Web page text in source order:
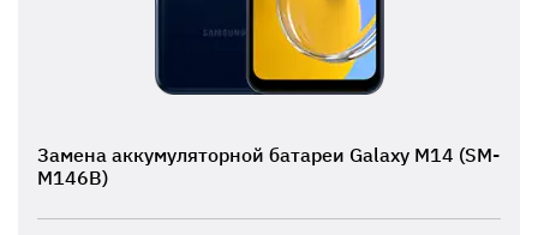
Замена аккумуляторной батареи Galaxy M14 (SM-
M146B)